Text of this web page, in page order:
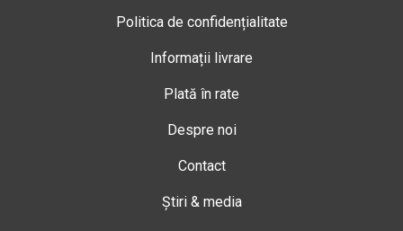
Politica de confidențialitate
Informații livrare
Plată în rate
Despre noi
Contact
Știri & media